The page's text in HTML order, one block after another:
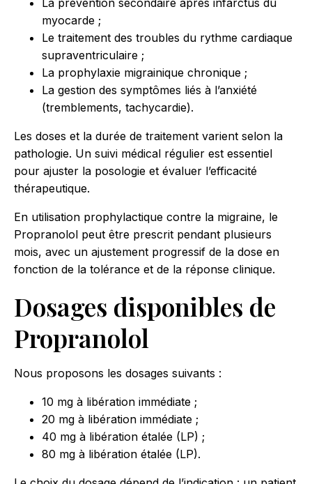
La prévention secondaire après infarctus du
myocarde ;
Le traitement des troubles du rythme cardiaque
supraventriculaire ;
La prophylaxie migrainique chronique ;
La gestion des symptômes liés à l’anxiété
(tremblements, tachycardie).
Les doses et la durée de traitement varient selon la
pathologie. Un suivi médical régulier est essentiel
pour ajuster la posologie et évaluer l’efficacité
thérapeutique.
En utilisation prophylactique contre la migraine, le
Propranolol peut être prescrit pendant plusieurs
mois, avec un ajustement progressif de la dose en
fonction de la tolérance et de la réponse clinique.
Dosages disponibles de
Propranolol
Nous proposons les dosages suivants :
10 mg à libération immédiate ;
20 mg à libération immédiate ;
40 mg à libération étalée (LP) ;
80 mg à libération étalée (LP).